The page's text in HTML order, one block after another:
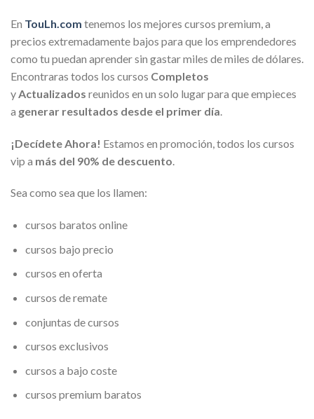
En TouLh.com tenemos los mejores cursos premium, a
precios extremadamente bajos para que los emprendedores
como tu puedan aprender sin gastar miles de miles de dólares.
Encontraras todos los cursos Completos
y Actualizados reunidos en un solo lugar para que empieces
a generar resultados desde el primer día
¡Decídete Ahora! Estamos en promoción, todos los cursos
vip a más del 90% de descuento
Sea como sea que los llamen:
cursos baratos online
cursos bajo precio
cursos en oferta
cursos de remate
conjuntas de cursos
cursos exclusivos
cursos a bajo coste
cursos premium baratos